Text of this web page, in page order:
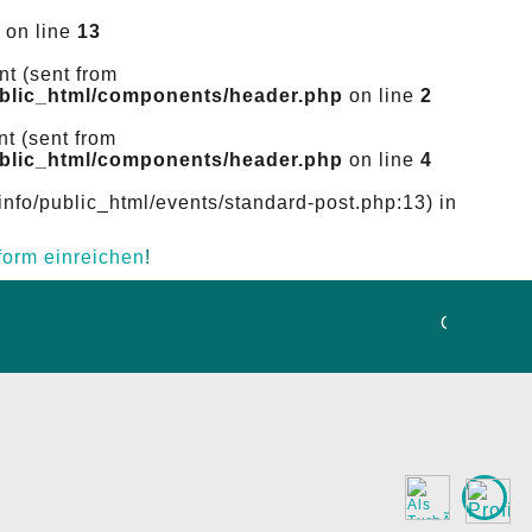
on line 13
(sent from
components/header.php on line 2
(sent from
components/header.php on line 4
public_html/events/standard-post.php:13) in
einreichen!